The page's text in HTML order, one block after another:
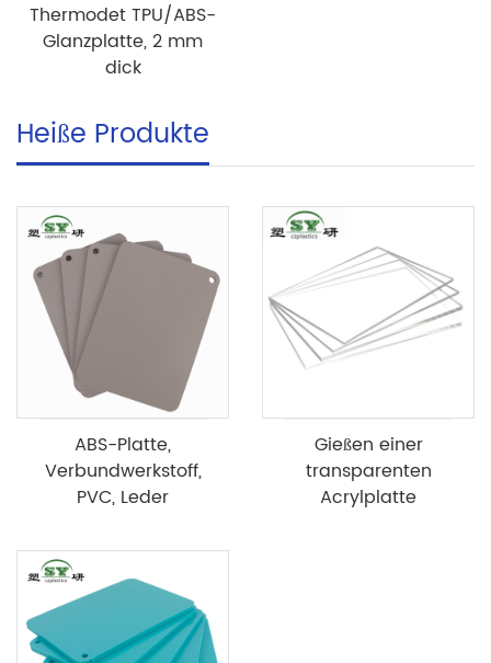
Thermodet TPU/ABS-
Glanzplatte, 2 mm
dick
Heiße Produkte
ABS-Platte,
Verbundwerkstoff,
PVC, Leder
Gießen einer
transparenten
Acrylplatte